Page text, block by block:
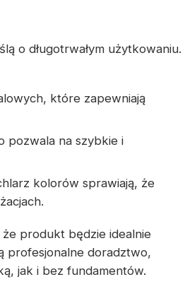
o długotrwałym użytkowaniu.
które zapewniają
pozwala na szybkie i
kolorów sprawiają, że
produkt będzie idealnie
profesjonalne doradztwo,
jak i bez fundamentów.